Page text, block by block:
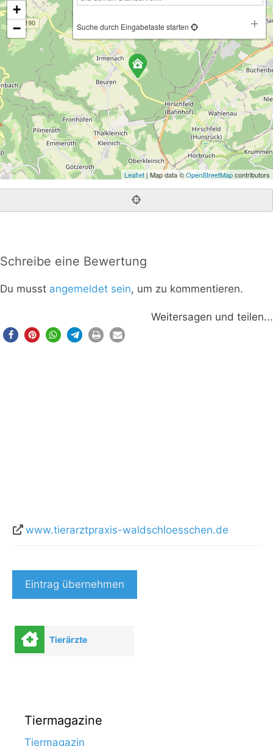
+
−
Suche durch Eingabetaste starten
Leaflet | Map data ©OpenStreetMapcontributors
Schreibe eine Bewertung
Du musst angemeldet sein, um zu kommentieren.
Weitersagen und teilen...
www.tierarztpraxis-waldschloesschen.de
Eintrag übernehmen
Tierärzte
Tiermagazine
Tiermagazin